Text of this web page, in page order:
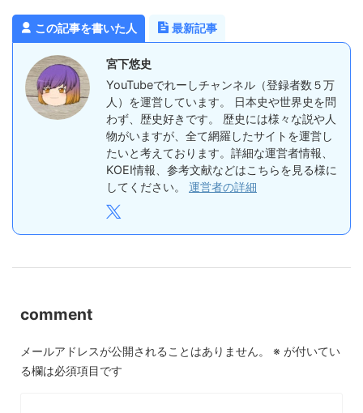
この記事を書いた人 最新記事
宮下悠史
YouTubeでれーしチャンネル（登録者数５万
人）を運営しています。 日本史や世界史を問
わず、歴史好きです。 歴史には様々な説や人
物がいますが、全て網羅したサイトを運営し
たいと考えております。詳細な運営者情報、
KOEI情報、参考文献などはこちらを見る様に
してください。 運営者の詳細
comment
メールアドレスが公開されることはありません。 ※ が付いてい
る欄は必須項目です